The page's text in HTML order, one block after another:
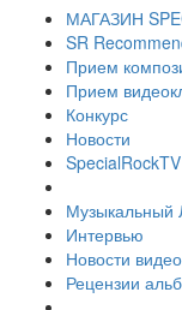
МАГАЗИН
SR
Прием
Прием
Конкурс
Новости
SpecialRockTV
Музыкальный
Интервью
Новости видео
Рецензии